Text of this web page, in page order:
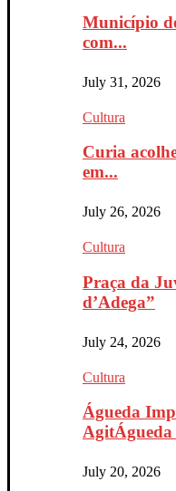
Município
com...
July 31, 2026
Cultura
Curia
em...
July 26, 2026
Cultura
Praça da
d’Adega”
July 24, 2026
Cultura
Águeda
AgitÁgueda
July 20, 2026